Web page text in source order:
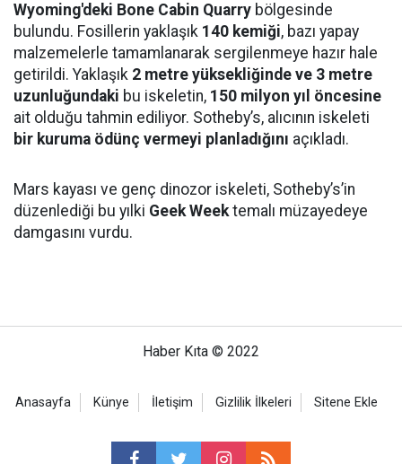
Wyoming'deki Bone Cabin Quarry bölgesinde
bulundu. Fosillerin yaklaşık 140 kemiği, bazı yapay
malzemelerle tamamlanarak sergilenmeye hazır hale
getirildi. Yaklaşık 2 metre yüksekliğinde ve 3 metre
uzunluğundaki bu iskeletin, 150 milyon yıl öncesine
ait olduğu tahmin ediliyor. Sotheby’s, alıcının iskeleti
bir kuruma ödünç vermeyi planladığını açıkladı.
Mars kayası ve genç dinozor iskeleti, Sotheby’s’in
düzenlediği bu yılki Geek Weektemalı müzayedeye
damgasını vurdu.
Haber Kıta © 2022
Anasayfa Künye İletişim Gizlilik İlkeleri Sitene Ekle